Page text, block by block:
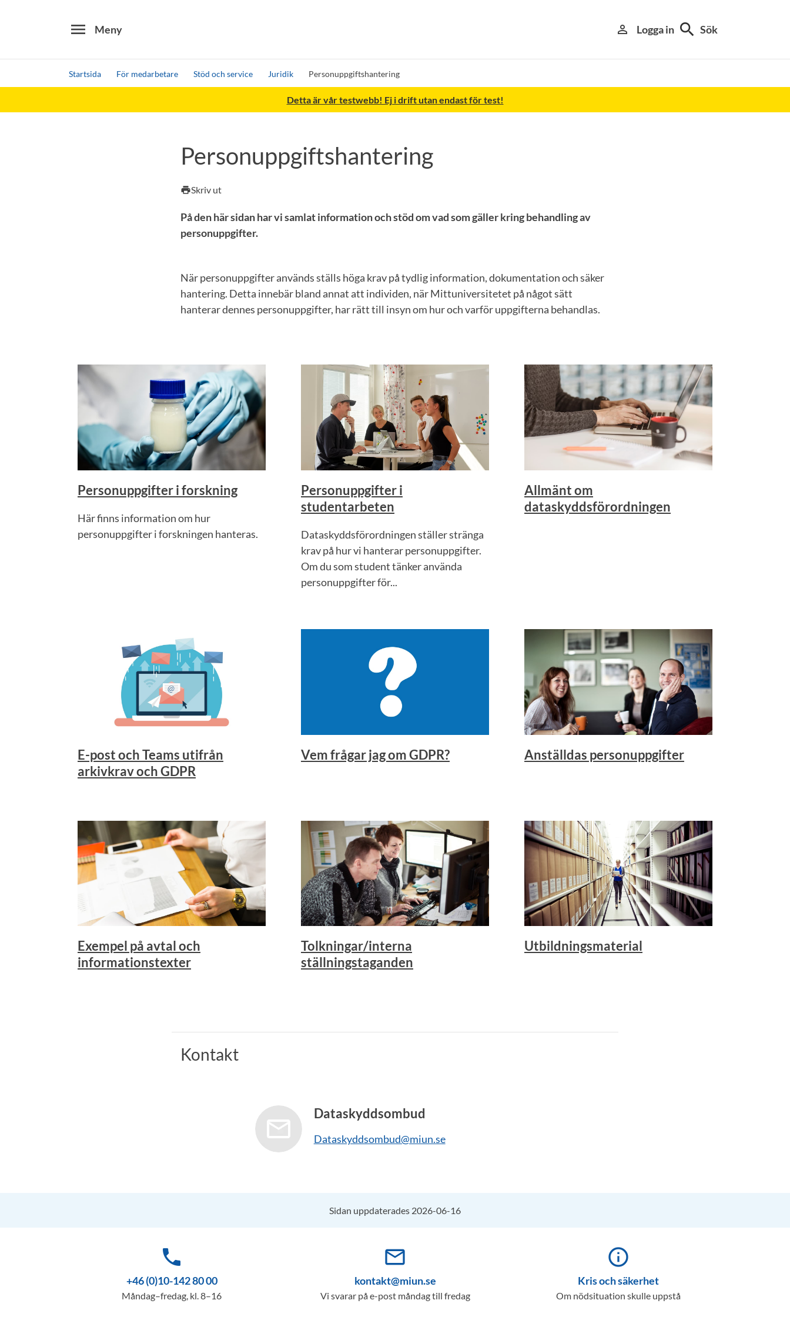
menu Meny person_outline Logga in search Sök
Startsida För medarbetare Stöd och service Juridik Personuppgiftshantering
Detta är vår testwebb! Ej i drift utan endast för test!
Personuppgiftshantering
printSkriv ut
På den här sidan har vi samlat information och stöd om vad som gäller kring behandling av
personuppgifter.
När personuppgifter används ställs höga krav på tydlig information, dokumentation och säker
hantering. Detta innebär bland annat att individen, när Mittuniversitetet på något sätt
hanterar dennes personuppgifter, har rätt till insyn om hur och varför uppgifterna behandlas.
Personuppgifter i forskning
Här finns information om hur
personuppgifter i forskningen hanteras.
Personuppgifter i
studentarbeten
Dataskyddsförordningen ställer stränga
krav på hur vi hanterar personuppgifter.
Om du som student tänker använda
personuppgifter för...
Allmänt om
dataskyddsförordningen
E-post och Teams utifrån
arkivkrav och GDPR
Vem frågar jag om GDPR? Anställdas personuppgifter
Exempel på avtal och
informationstexter
Tolkningar/interna
ställningstaganden
Utbildningsmaterial
Kontakt
Dataskyddsombud
Dataskyddsombud@miun.se
Sidan uppdaterades 2026-06-16
phone
+46 (0)10-142 80 00
Måndag–fredag, kl. 8–16
mail_outline
kontakt@miun.se
Vi svarar på e-post måndag till fredag
info_outline
Kris och säkerhet
Om nödsituation skulle uppstå